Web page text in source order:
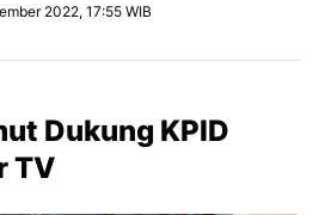
2022, 17:55 WIB
Dukung KPID
TV